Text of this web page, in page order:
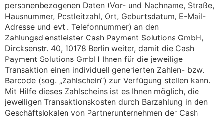
personenbezogenen Daten (Vor- und Nachname, Straße,
Hausnummer, Postleitzahl, Ort, Geburtsdatum, E-Mail-
Adresse und evtl. Telefonnummer) an den
Zahlungsdienstleister Cash Payment Solutions GmbH,
Dircksenstr. 40, 10178 Berlin weiter, damit die Cash
Payment Solutions GmbH Ihnen für die jeweilige
Transaktion einen individuell generierten Zahlen- bzw.
Barcode (sog. „Zahlschein“) zur Verfügung stellen kann.
Mit Hilfe dieses Zahlscheins ist es Ihnen möglich, die
jeweiligen Transaktionskosten durch Barzahlung in den
Geschäftslokalen von Partnerunternehmen der Cash